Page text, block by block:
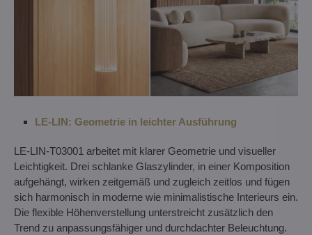
LE-LIN: Geometrie in leichter Ausführung
LE-LIN-T03001 arbeitet mit klarer Geometrie und visueller
Leichtigkeit. Drei schlanke Glaszylinder, in einer Komposition
aufgehängt, wirken zeitgemäß und zugleich zeitlos und fügen
sich harmonisch in moderne wie minimalistische Interieurs ein.
Die flexible Höhenverstellung unterstreicht zusätzlich den
Trend zu anpassungsfähiger und durchdachter Beleuchtung.